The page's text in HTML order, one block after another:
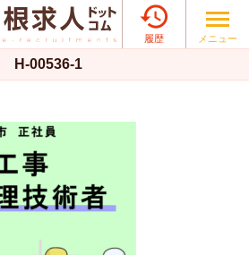

履歴 メニュー
H-00536-1